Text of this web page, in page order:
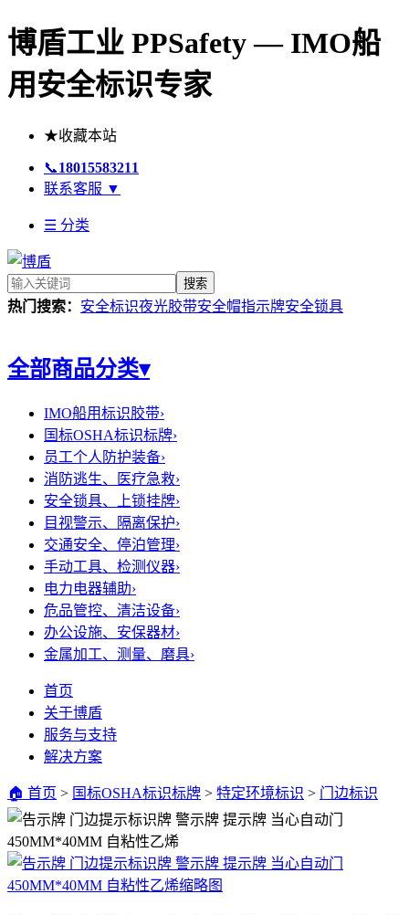
博盾工业 PPSafety — IMO船
用安全标识专家
★收藏本站
📞18015583211
联系客服 ▼
☰ 分类
搜索
热门搜索： 安全标识夜光胶带安全帽指示牌安全锁具
全部商品分类▾
IMO船用标识胶带›
国标OSHA标识标牌›
员工个人防护装备›
消防逃生、医疗急救›
安全锁具、上锁挂牌›
目视警示、隔离保护›
交通安全、停泊管理›
手动工具、检测仪器›
电力电器辅助›
危品管控、清洁设备›
办公设施、安保器材›
金属加工、测量、磨具›
首页
关于博盾
服务与支持
解决方案
🏠 首页 > 国标OSHA标识标牌 > 特定环境标识 > 门边标识